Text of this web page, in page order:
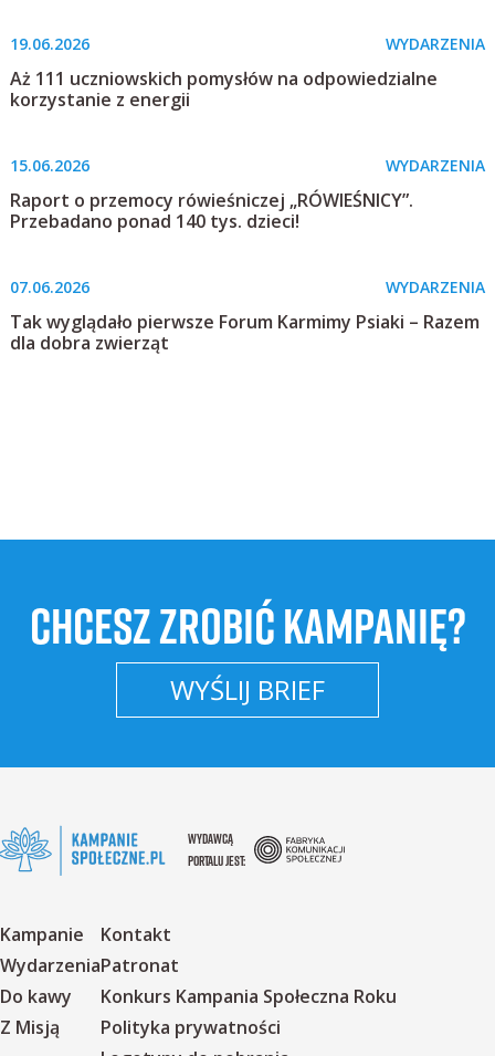
19.06.2026 WYDARZENIA
Aż 111 uczniowskich pomysłów na odpowiedzialne
korzystanie z energii
15.06.2026 WYDARZENIA
Raport o przemocy rówieśniczej „RÓWIEŚNICY”.
Przebadano ponad 140 tys. dzieci!
07.06.2026 WYDARZENIA
Tak wyglądało pierwsze Forum Karmimy Psiaki – Razem
dla dobra zwierząt
CHCESZ ZROBIĆ KAMPANIĘ?
WYŚLIJ BRIEF
WYDAWCĄ
PORTALU JEST:
Kampanie
Wydarzenia
Do kawy
Z Misją
Kontakt
Patronat
Konkurs Kampania Społeczna Roku
Polityka prywatności